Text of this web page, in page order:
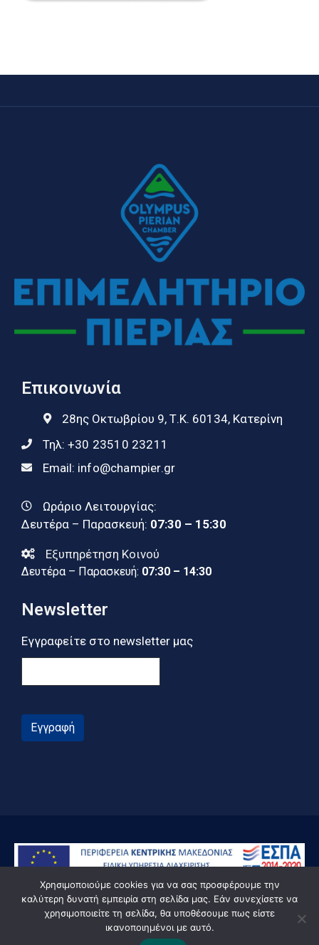
Επικοινωνία
28ης Οκτωβρίου 9, Τ.Κ. 60134, Κατερίνη
Τηλ: +30 23510 23211
Email: info@champier.gr
Ωράριο Λειτουργίας:
Δευτέρα – Παρασκευή: 07:30 – 15:30
Εξυπηρέτηση Κοινού
Δευτέρα – Παρασκευή: 07:30 – 14:30
Newsletter
Εγγραφείτε στο newsletter μας
Εγγραφή
© Powered by Knowledge AE
Χρησιμοποιούμε cookies για να σας προσφέρουμε την
καλύτερη δυνατή εμπειρία στη σελίδα μας. Εάν συνεχίσετε να
χρησιμοποιείτε τη σελίδα, θα υποθέσουμε πως είστε
ικανοποιημένοι με αυτό.